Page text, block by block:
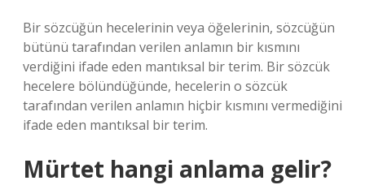
Bir sözcüğün hecelerinin veya öğelerinin, sözcüğün
bütünü tarafından verilen anlamın bir kısmını
verdiğini ifade eden mantıksal bir terim. Bir sözcük
hecelere bölündüğünde, hecelerin o sözcük
tarafından verilen anlamın hiçbir kısmını vermediğini
ifade eden mantıksal bir terim.
Mürtet hangi anlama gelir?